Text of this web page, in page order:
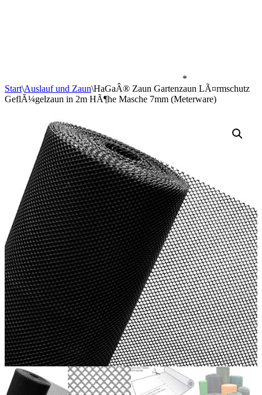
*
Start\Auslauf und Zaun\HaGaÂ® Zaun Gartenzaun LÃ¤rmschutz
GeflÃ¼gelzaun in 2m HÃ¶he Masche 7mm (Meterware)